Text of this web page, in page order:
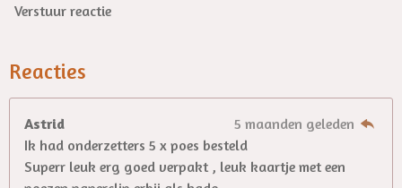
Verstuur reactie
Reacties
Astrid
5 maanden geleden
Ik had onderzetters 5 x poes besteld
Superr leuk erg goed verpakt , leuk kaartje met een